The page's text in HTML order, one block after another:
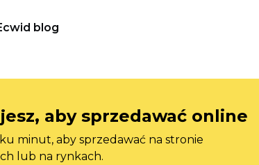
blog
aby sprzedawać online
minut, aby sprzedawać na stronie
lub na rynkach.